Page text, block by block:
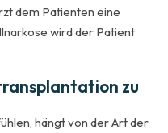
dem Patienten eine
wird der Patient
zu
hängt von der Art der